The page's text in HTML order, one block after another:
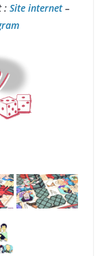
: Site internet–